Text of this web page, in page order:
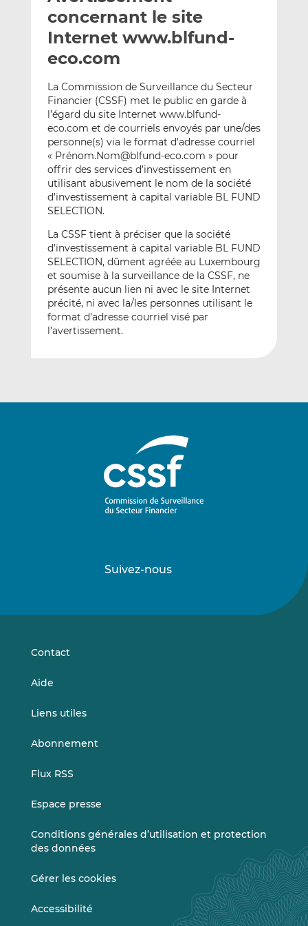
e
p
e
m
a
i
l
g
e
r
r
L
i
n
k
e
d
I
g
e
r
r
F
a
c
e
b
o
o
concernant le site
Internet www.blfund-
eco.com
La Commission de Surveillance du Secteur
Financier (CSSF) met le public en garde à
l’égard du site Internet www.blfund-
eco.com et de courriels envoyés par une/des
personne(s) via le format d’adresse courriel
« Prénom.Nom@blfund-eco.com » pour
offrir des services d’investissement en
utilisant abusivement le nom de la société
d’investissement à capital variable BL FUND
SELECTION.
La CSSF tient à préciser que la société
d’investissement à capital variable BL FUND
SELECTION, dûment agréée au Luxembourg
et soumise à la surveillance de la CSSF, ne
présente aucun lien ni avec le site Internet
précité, ni avec la/les personnes utilisant le
format d’adresse courriel visé par
l’avertissement.
Suivez-nous
sursur
Contact
Aide
Liens utiles
Abonnement
Flux RSS
Espace presse
Conditions générales d’utilisation et protection
des données
Gérer les cookies
Accessibilité